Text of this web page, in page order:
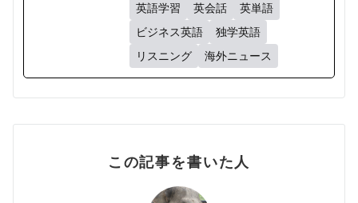
英語学習 英会話
英単語
ビジネス英語
独学英語
リスニング
海外ニュース
この記事を書いた人